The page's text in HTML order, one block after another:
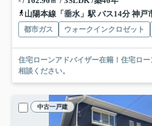
山陽本線「垂水」駅 バス14分 神戸市バ
都市ガス ウォークインクロゼット
住宅ローンアドバイザー在籍！住宅ロ
相談ください。
中古一戸建